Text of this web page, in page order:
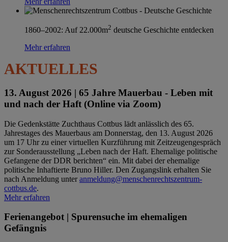
1860–2002: Auf 22.000m2 deutsche Geschichte entdecken
Mehr erfahren
AKTUELLES
13. August 2026 | 65 Jahre Mauerbau - Leben mit
und nach der Haft (Online via Zoom)
Die Gedenkstätte Zuchthaus Cottbus lädt anlässlich des 65.
Jahrestages des Mauerbaus am Donnerstag, den 13. August 2026
um 17 Uhr zu einer virtuellen Kurzführung mit Zeitzeugengespräch
zur Sonderausstellung „Leben nach der Haft. Ehemalige politische
Gefangene der DDR berichten“ ein. Mit dabei der ehemalige
politische Inhaftierte Bruno Hiller. Den Zugangslink erhalten Sie
nach Anmeldung unteranmeldung@menschenrechtszentrum-
cottbus.de.
Mehr erfahren
Ferienangebot | Spurensuche im ehemaligen
Gefängnis